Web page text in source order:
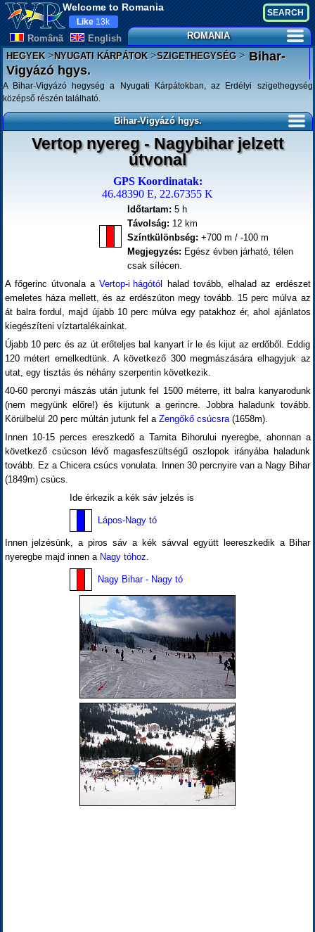
Welcome to Romania
Românã English
Like 13k
ROMANIA
HEGYEK>NYUGATI KÁRPÁTOK>SZIGETHEGYSÉG>Bihar-
Vigyázó hgys.
A Bihar-Vigyázó hegység a Nyugati Kárpátokban, az Erdélyi szigethegység
középső részén található.
Bihar-Vigyázó hgys.
Vertop nyereg - Nagybihar jelzett
útvonal
GPS Koordinatak:
46.48390 E, 22.67355 K
Időtartam: 5 h
Távolság: 12 km
Színtkülönbség: +700 m / -100 m
Megjegyzés: Egész évben járható, télen
csak sílécen.
A főgerinc útvonala aVertop-i hágótól halad tovább, elhalad az erdészet
emeletes háza mellett, és az erdészúton megy tovább. 15 perc múlva az
át balra fordul, majd újabb 10 perc múlva egy patakhoz ér, ahol ajánlatos
kiegészíteni víztartalékainkat.
Újabb 10 perc és az út erőteljes bal kanyart ír le és kijut az erdőből. Eddig
120 métert emelkedtünk. A következő 300 megmászására elhagyjuk az
utat, egy tisztás és néhány szerpentin következik.
40-60 percnyi mászás után jutunk fel 1500 méterre, itt balra kanyarodunk
(nem megyünk előre!) és kijutunk a gerincre. Jobbra haladunk tovább.
Körülbelül 20 perc múltán jutunk fel a Zengőkő csúcsra(1658m).
Innen 10-15 perces ereszkedő a Tarnita Bihorului nyeregbe, ahonnan a
következő csúcson lévő magasfeszültségű oszlopok irányába haladunk
tovább. Ez a Chicera csúcs vonulata. Innen 30 percnyire van a Nagy Bihar
(1849m) csúcs.
Ide érkezik a kék sáv jelzés is
Lápos-Nagy tó
Innen jelzésünk, a piros sáv a kék sávval együtt leereszkedik a Bihar
nyeregbe majd innen a Nagy tóhoz
Nagy Bihar - Nagy tó